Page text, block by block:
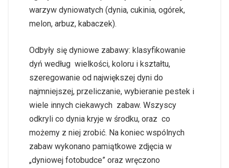
warzyw dyniowatych (dynia, cukinia, ogórek,
melon, arbuz, kabaczek).
Odbyły się dyniowe zabawy: klasyfikowanie
dyń według wielkości, koloru i kształtu,
szeregowanie od największej dyni do
najmniejszej, przeliczanie, wybieranie pestek i
wiele innych ciekawych zabaw. Wszyscy
odkryli co dynia kryje w środku, oraz co
możemy z niej zrobić. Na koniec wspólnych
zabaw wykonano pamiątkowe zdjęcia w
„dyniowej fotobudce” oraz wręczono